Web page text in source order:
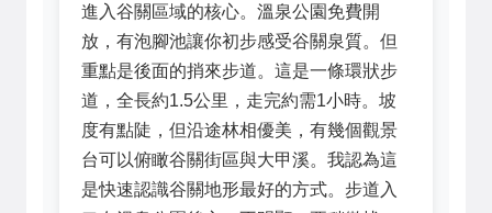
進入谷關區域的核心。溫泉公園免費開
放，有泡腳池讓你初步感受谷關泉質。但
重點是後面的捎來步道。這是一條環狀步
道，全長約1.5公里，走完約需1小時。坡
度有點陡，但沿途林相優美，有幾個觀景
台可以俯瞰谷關街區與大甲溪。我認為這
是快速認識谷關地形最好的方式。步道入